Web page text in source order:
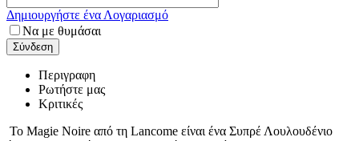
Δημιουργήστε ένα Λογαριασμό
Να με θυμάσαι
Σύνδεση
Περιγραφη
Ρωτήστε μας
Κριτικές
Το Magie Noire από τη Lancome είναι ένα Συπρέ Λουλουδένιο